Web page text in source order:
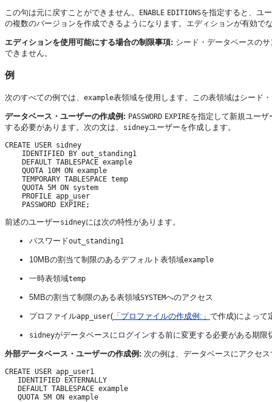
この句は元に戻すことができません。
ENABLE EDITIONSを指定すると、ユ
の複数のバージョンを作成できるようになります。エディションが有効
エディションを使用可能にする場合の制限事項: シード・データベースの
できません。
例
次のすべての例では、 example表領域を使用します。この表領域はシード
データベース・ユーザーの作成例: PASSWORD EXPIREを指定して新規ユー
する必要があります。次の文は、
sidneyユーザーを作成します。
CREATE USER sidney
    IDENTIFIED BY out_standing1
    DEFAULT TABLESPACE example
    QUOTA 10M ON example
    TEMPORARY TABLESPACE temp
    QUOTA 5M ON system
    PROFILE app_user
前述のユーザーsidneyには次の特性があります。
パスワードout_standing1
10MBの割当て制限のあるデフォルト表領域example
一時表領域temp
5MBの割当て制限のある表領域SYSTEMへのアクセス
プロファイルapp_user( 「プロファイルの作成例:」 で作成)によって
sidneyがデータベースにログインする前に変更する必要がある期限
外部データベース・ユーザーの作成例: 次の例は、データベースにアクセ
CREATE USER app_user1
   IDENTIFIED EXTERNALLY
   DEFAULT TABLESPACE example
   QUOTA 5M ON example